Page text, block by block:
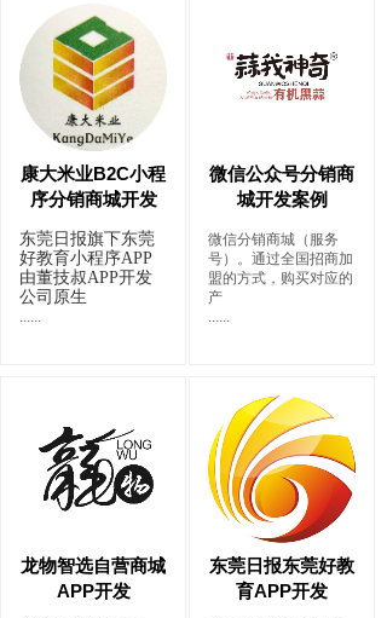
康大米业B2C小程
序分销商城开发
东莞日报旗下东莞
好教育小程序APP
由董技叔APP开发
公司原生
......
微信公众号分销商
城开发案例
微信分销商城（服务
号）。通过全国招商加
盟的方式，购买对应的
产
......
龙物智选自营商城
APP开发
东莞日报东莞好教
育APP开发